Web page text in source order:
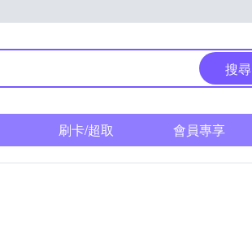
搜尋
刷卡/超取 會員專享